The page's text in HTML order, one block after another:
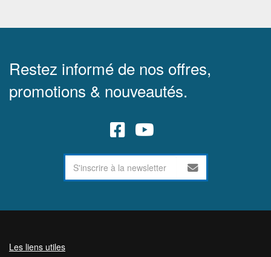
Restez informé de nos offres,
promotions & nouveautés.
Les liens utiles